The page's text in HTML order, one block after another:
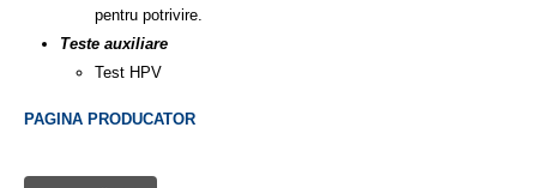
pentru potrivire.
Teste auxiliare
Test HPV
PAGINA PRODUCATOR